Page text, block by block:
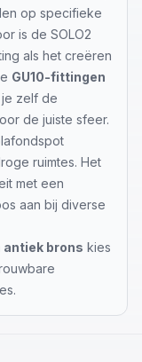
op specifieke
is de SOLO2
als het creëren
GU10-fittingen
zelf de
de juiste sfeer.
ruimtes. Het
met een
aan bij diverse
antiek brons kies